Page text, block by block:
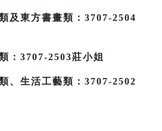
及東方書畫類：3707-2504
：3707-2503莊小姐
、生活工藝類：3707-2502